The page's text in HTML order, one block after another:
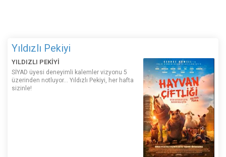
Yıldızlı Pekiyi
YILDIZLI PEKİYİ
SİYAD üyesi deneyimli kalemler vizyonu 5
üzerinden notluyor... Yıldızlı Pekiyi, her hafta
sizinle!